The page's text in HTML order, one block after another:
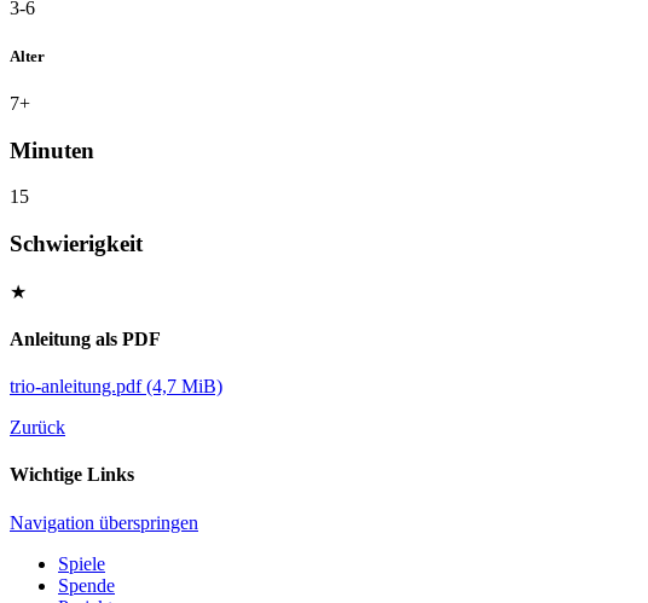
3-6
Alter
7+
Minuten
15
Schwierigkeit
★
Anleitung als PDF
trio-anleitung.pdf(4,7 MiB)
Zurück
Wichtige Links
Navigation überspringen
Spiele
Spende